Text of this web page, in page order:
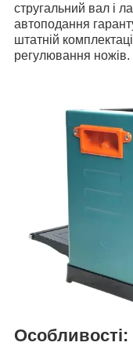
стругальний вал і
автоподання
штатній
регулювання ножів.
Особливості: